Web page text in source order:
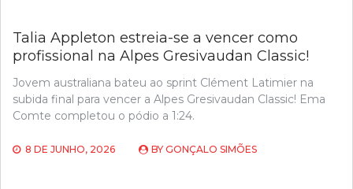
Talia Appleton estreia-se a vencer como
profissional na Alpes Gresivaudan Classic!
Jovem australiana bateu ao sprint Clément Latimier na
subida final para vencer a Alpes Gresivaudan Classic! Ema
Comte completou o pódio a 1:24.
8 DE JUNHO, 2026 BY GONÇALO SIMÕES